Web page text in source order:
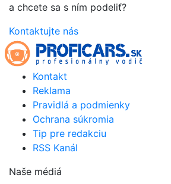
a chcete sa s ním podeliť?
Kontaktujte nás
Kontakt
Reklama
Pravidlá a podmienky
Ochrana súkromia
Tip pre redakciu
RSS Kanál
Naše médiá